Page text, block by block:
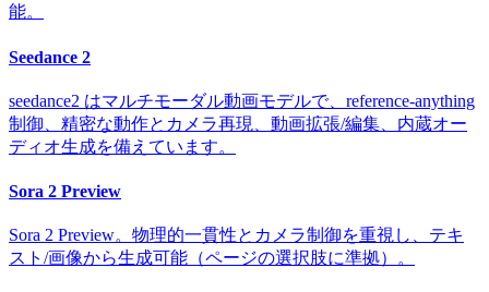
能。
Seedance 2
seedance2 はマルチモーダル動画モデルで、reference-anything
制御、精密な動作とカメラ再現、動画拡張/編集、内蔵オー
ディオ生成を備えています。
Sora 2 Preview
Sora 2 Preview。物理的一貫性とカメラ制御を重視し、テキ
スト/画像から生成可能（ページの選択肢に準拠）。